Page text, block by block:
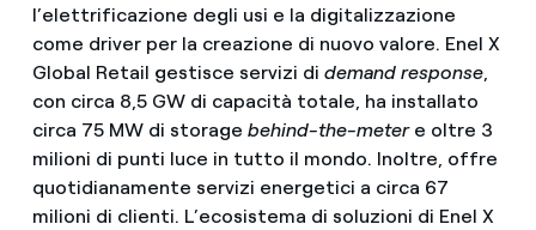
l’elettrificazione degli usi e la digitalizzazione
come driver per la creazione di nuovo valore. Enel X
Global Retail gestisce servizi di demand response,
con circa 8,5 GW di capacità totale, ha installato
circa 75 MW di storage behind-the-metere oltre 3
milioni di punti luce in tutto il mondo. Inoltre, offre
quotidianamente servizi energetici a circa 67
milioni di clienti. L’ecosistema di soluzioni di Enel X